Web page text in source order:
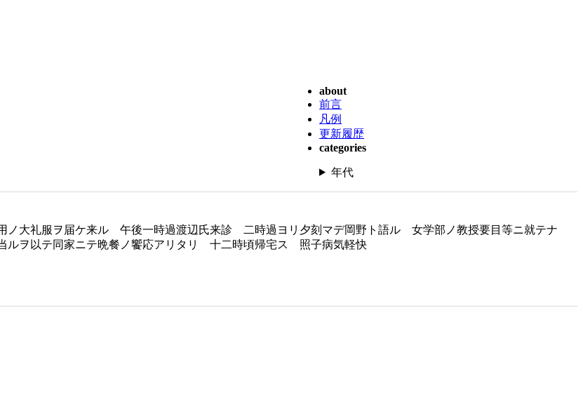
about
前言
凡例
更新履歴
categories
年代
礼服ヲ届ケ来ル 午後一時過渡辺氏来診 二時過ヨリ夕刻マデ岡野ト語ル 女学部ノ教授要目等ニ就テナ
ヲ以テ同家ニテ晩餐ノ饗応アリタリ 十二時頃帰宅ス 照子病気軽快